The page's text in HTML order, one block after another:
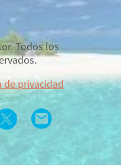
Todos los
de privacidad